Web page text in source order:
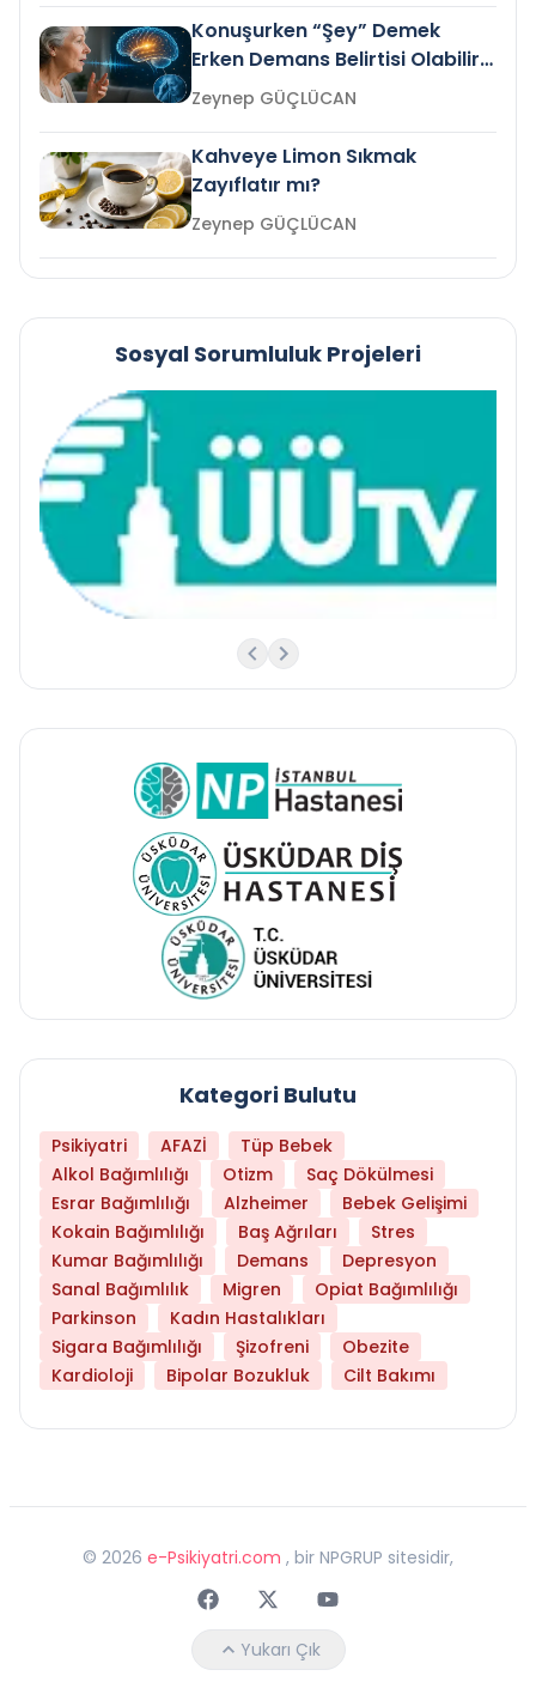
Konuşurken “Şey” Demek
Erken Demans Belirtisi Olabilir
mi?
Zeynep GÜÇLÜCAN
Kahveye Limon Sıkmak
Zayıflatır mı?
Zeynep GÜÇLÜCAN
Sosyal Sorumluluk Projeleri
Kategori Bulutu
Psikiyatri AFAZİ
Tüp Bebek
Alkol Bağımlılığı
Otizm
Saç Dökülmesi
Esrar Bağımlılığı
Alzheimer
Bebek Gelişimi
Kokain Bağımlılığı
Baş Ağrıları
Stres
Kumar Bağımlılığı
Demans
Depresyon
Sanal Bağımlılık
Migren
Opiat Bağımlılığı
Parkinson
Kadın Hastalıkları
Sigara Bağımlılığı
Şizofreni
Obezite
Kardioloji
Bipolar Bozukluk Cilt Bakımı
© 2026 e-Psikiyatri.com , bir NPGRUP sitesidir,
FaceebokTwitterYoutube
Yukarı Çık